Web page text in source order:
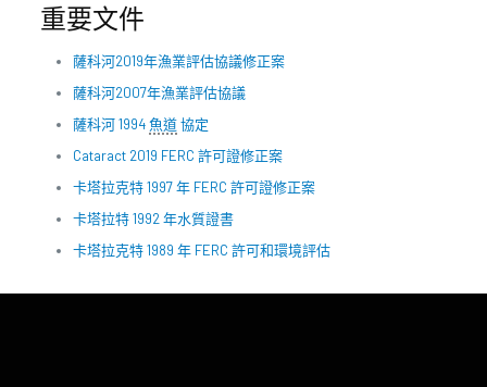
重要文件
薩科河2019年漁業評估協議修正案
薩科河2007年漁業評估協議
薩科河 1994魚道協定
Cataract 2019 FERC 許可證修正案
卡塔拉克特 1997 年 FERC 許可證修正案
卡塔拉特 1992 年水質證書
卡塔拉克特 1989 年 FERC 許可和環境評估